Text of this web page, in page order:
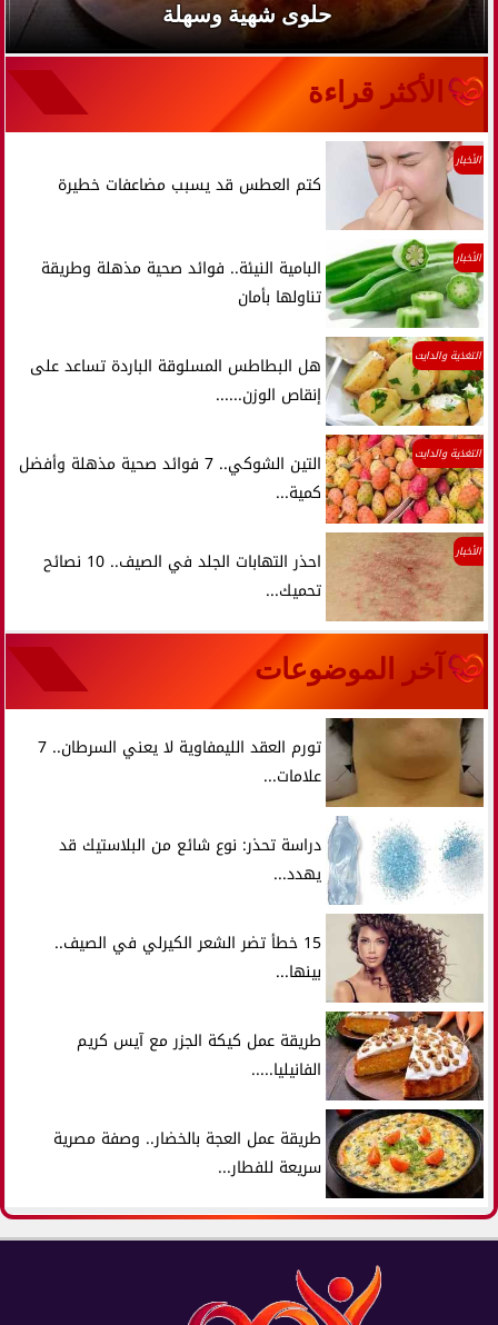
حلوى شهية وسهلة
الأكثر قراءة
الأخبار
كتم العطس قد يسبب مضاعفات خطيرة
الأخبار
البامية النيئة.. فوائد صحية مذهلة وطريقة
تناولها بأمان
التغذية والدايت
هل البطاطس المسلوقة الباردة تساعد على
إنقاص الوزن......
التغذية والدايت
التين الشوكي.. 7 فوائد صحية مذهلة وأفضل
كمية...
الأخبار
احذر التهابات الجلد في الصيف.. 10 نصائح
تحميك...
آخر الموضوعات
تورم العقد الليمفاوية لا يعني السرطان.. 7
علامات...
دراسة تحذر: نوع شائع من البلاستيك قد
يهدد...
15 خطأ تضر الشعر الكيرلي في الصيف..
بينها...
طريقة عمل كيكة الجزر مع آيس كريم
الفانيليا.....
طريقة عمل العجة بالخضار.. وصفة مصرية
سريعة للفطار...